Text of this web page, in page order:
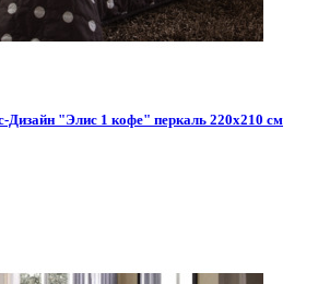
Дизайн "Элис 1 кофе" перкаль 220х210 см